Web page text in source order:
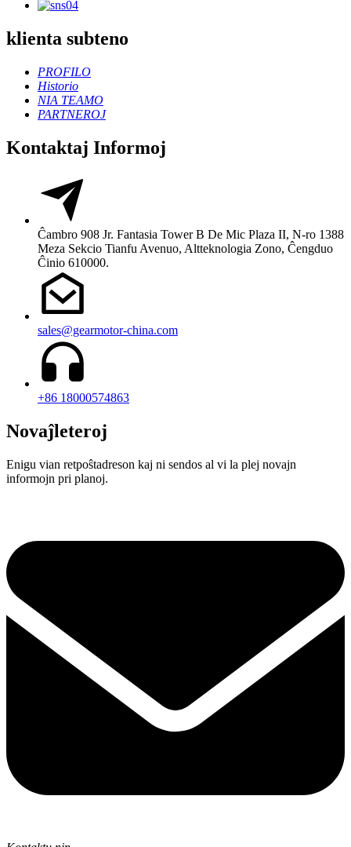
klienta subteno
PROFILO
Historio
NIA TEAMO
PARTNEROJ
Kontaktaj Informoj
Ĉambro 908 Jr. Fantasia Tower B De Mic Plaza II, N-ro 1388
Meza Sekcio Tianfu Avenuo, Altteknologia Zono, Ĉengduo
Ĉinio 610000.
sales@gearmotor-china.com
+86 18000574863
Novaĵleteroj
Enigu vian retpoŝtadreson kaj ni sendos al vi la plej novajn
informojn pri planoj.